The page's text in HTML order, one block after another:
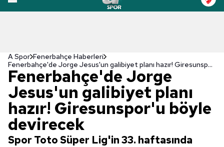
A Spor Fenerbahçe Haberleri
Fenerbahçe'de Jorge Jesus'un galibiyet planı hazır! Giresunspor'u böyle devirecek
Fenerbahçe'de Jorge
Jesus'un galibiyet planı
hazır! Giresunspor'u böyle
devirecek
Spor Toto Süper Lig'in 33. haftasında